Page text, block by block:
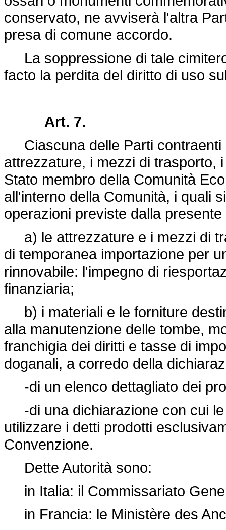
conservato, ne avviserà l'altra
presa di comune accordo.
La soppressione di tale
facto la perdita del diritto di uso
Art. 7.
Ciascuna delle Parti contraenti
attrezzature, i mezzi di trasporto,
Stato membro della Comunità
all'interno della Comunità, i quali
operazioni previste dalla
a) le attrezzature e i mezzi di
di temporanea importazione per
rinnovabile: l'impegno di
finanziaria;
b) i materiali e le forniture
alla manutenzione delle tombe,
franchigia dei diritti e tasse di
doganali, a corredo della
-di un elenco dettagliato dei
-di una dichiarazione con cui le
utilizzare i detti prodotti
Convenzione.
Dette Autorità sono:
in Italia: il Commissariato
in Francia: le Ministère des